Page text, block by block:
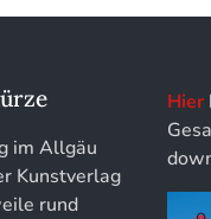
DGC
für
im Allgäu
Kunstverlag
rund
Hier